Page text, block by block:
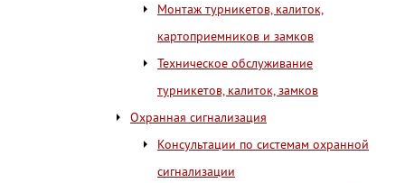
Монтаж турникетов, калиток,
картоприемников и замков
Техническое обслуживание
турникетов, калиток, замков
Охранная сигнализация
Консультации по системам охранной
сигнализации